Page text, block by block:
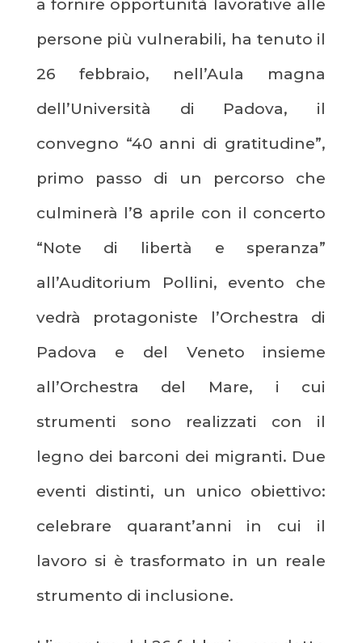
a fornire opportunità lavorative alle
persone più vulnerabili, ha tenuto il
26 febbraio, nell’Aula magna
dell’Università di Padova, il
convegno “40 anni di gratitudine”,
primo passo di un percorso che
culminerà l’8 aprile con il concerto
“Note di libertà e speranza”
all’Auditorium Pollini, evento che
vedrà protagoniste l’Orchestra di
Padova e del Veneto insieme
all’Orchestra del Mare, i cui
strumenti sono realizzati con il
legno dei barconi dei migranti. Due
eventi distinti, un unico obiettivo:
celebrare quarant’anni in cui il
lavoro si è trasformato in un reale
strumento di inclusione.